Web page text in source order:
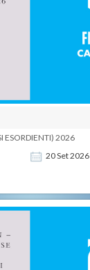
20Set2026
ESORDIENTI) 2026